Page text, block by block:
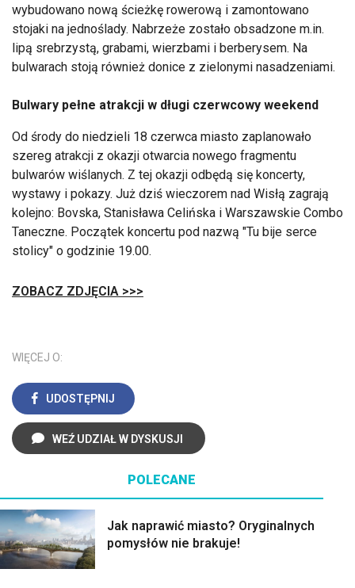
wybudowano nową ścieżkę rowerową i zamontowano
stojaki na jednoślady. Nabrzeże zostało obsadzone m.in.
lipą srebrzystą, grabami, wierzbami i berberysem. Na
bulwarach stoją również donice z zielonymi nasadzeniami.
Bulwary pełne atrakcji w długi czerwcowy weekend
Od środy do niedzieli 18 czerwca miasto zaplanowało
szereg atrakcji z okazji otwarcia nowego fragmentu
bulwarów wiślanych. Z tej okazji odbędą się koncerty,
wystawy i pokazy. Już dziś wieczorem nad Wisłą zagrają
kolejno: Bovska, Stanisława Celińska i Warszawskie Combo
Taneczne. Początek koncertu pod nazwą "Tu bije serce
stolicy" o godzinie 19.00.
ZOBACZ ZDJĘCIA >>>
WIĘCEJ O:
UDOSTĘPNIJ
WEŹ UDZIAŁ W DYSKUSJI
POLECANE
Jak naprawić miasto? Oryginalnych
pomysłów nie brakuje!